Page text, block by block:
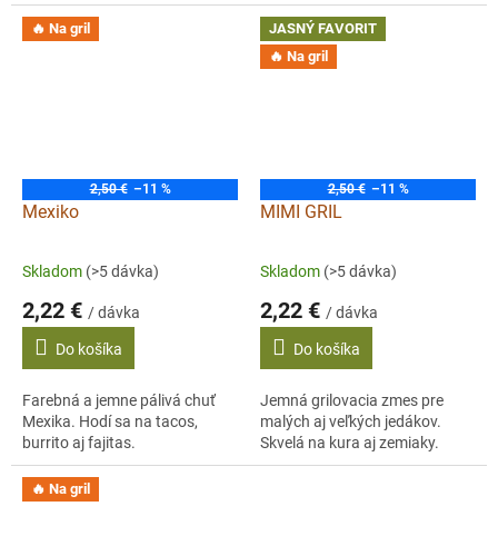
🔥 Na gril
2,50 € –11 %
Mexiko
Skladom (>5 dávka)
2,22 € / dávka
Do košíka
Farebná a jemne pálivá chuť
Mexika. Hodí sa na tacos,
burrito aj fajitas.
JASNÝ FAVORIT
🔥 Na gril
2,50 € –11 %
MIMI GRIL
Skladom (>5 dávka)
2,22 € / dávka
Do košíka
Jemná grilovacia zmes pre
malých aj veľkých jedákov.
Skvelá na kura aj zemiaky.
🔥 Na gril